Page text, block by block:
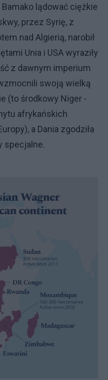
lądować ciężkie
przez Syrię, z
nad Algierią, narobił
Unia i USA wyraziły
z dawnym imperium
swoją wielką
(to środkowy Niger -
afrykańskich
a Dania zgodziła
specjalne.